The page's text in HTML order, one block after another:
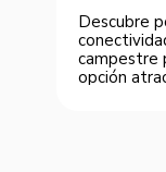
Descubre
campestre
opción